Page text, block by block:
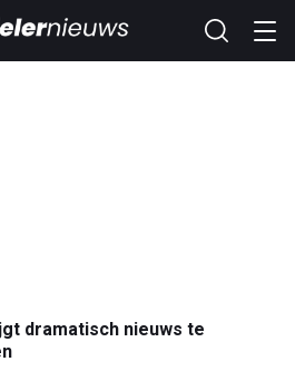
dramatisch nieuws te